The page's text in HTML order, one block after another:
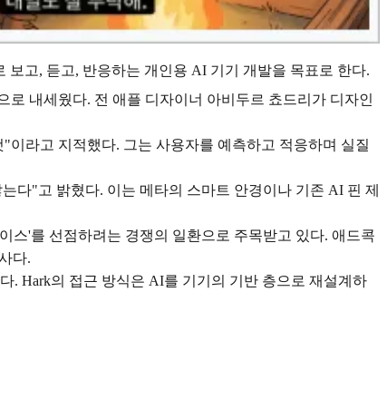
고, 듣고, 반응하는 개인용 AI 기기 개발을 목표로 한다.
로 내세웠다. 전 애플 디자이너 아비두르 쵸드리가 디자인
라고 지적했다. 그는 사용자를 예측하고 적응하며 실질
다"고 밝혔다. 이는 메타의 스마트 안경이나 기존 AI 핀 제
스'를 선점하려는 경쟁의 일환으로 주목받고 있다. 애드콕
다.
. Hark의 접근 방식은 AI를 기기의 기반 층으로 재설계하